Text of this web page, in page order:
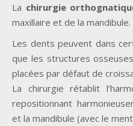
La chirurgie
maxillaire et de la mandibule.
Les dents peuvent dans
que les structures
placées par défaut de
La chirurgie rétablit
repositionnant
et la mandibule (avec le